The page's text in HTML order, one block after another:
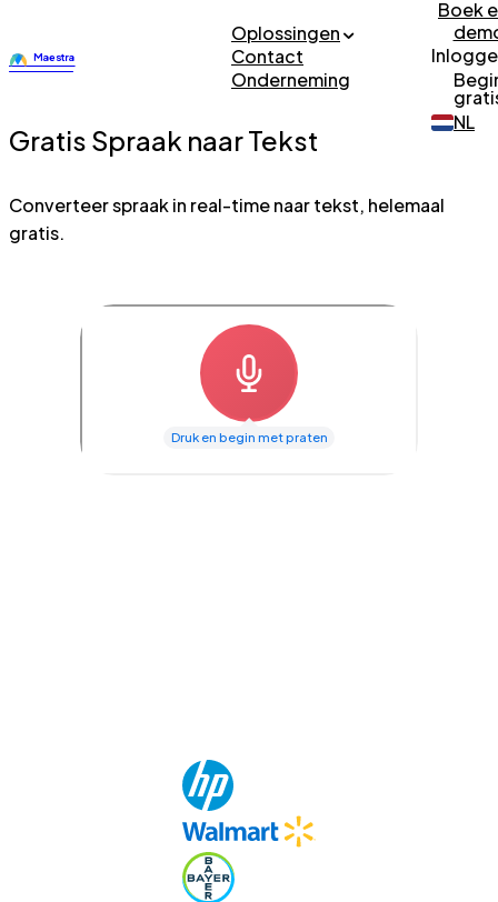
Oplossingen
Contact
Onderneming
Boek
NL
Gratis Spraak naar Tekst
Converteer spraak in real-time naar tekst, helemaal
gratis.